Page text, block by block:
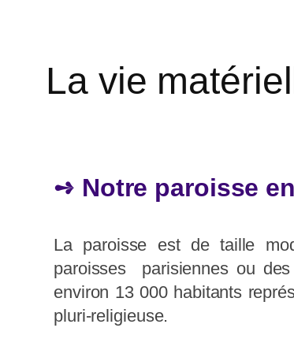
La vie
➺ Notre paroisse
La paroisse est de taille
paroisses parisiennes ou
environ 13 000 habitants
pluri-religieuse.